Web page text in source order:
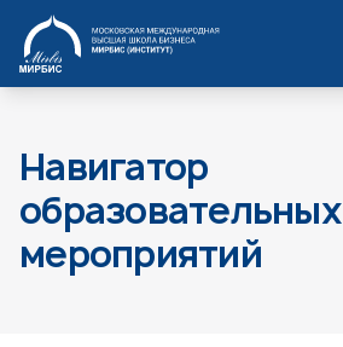
МИРБИС
Навигатор
образовательных
мероприятий